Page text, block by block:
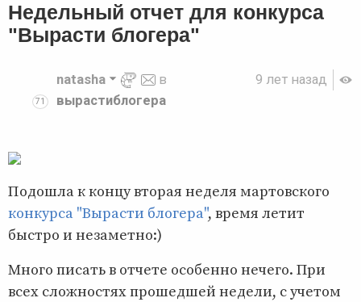
Недельный отчет для конкурса
"Вырасти блогера"
9 лет назад
71
natasha
в
вырастиблогера
Подошла к концу вторая неделя мартовского
конкурса "Вырасти блогера", время летит
быстро и незаметно:)
Много писать в отчете особенно нечего. При
всех сложностях прошедшей недели, с учетом